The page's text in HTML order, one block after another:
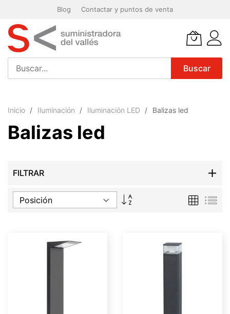
Blog Contactar y puntos de venta
Buscar
contenido
Inicio Iluminación Iluminación LED Balizas led
Balizas led
FILTRAR
Fijar
Parrilla